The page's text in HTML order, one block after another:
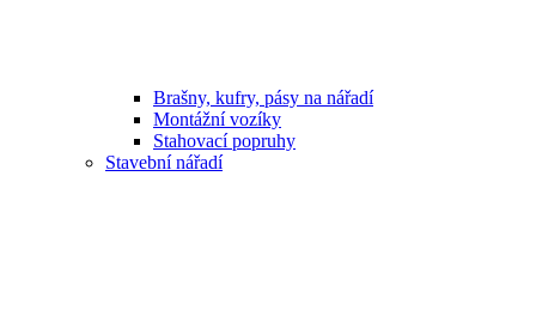
Brašny, kufry, pásy na nářadí
Montážní vozíky
Stahovací popruhy
Stavební nářadí